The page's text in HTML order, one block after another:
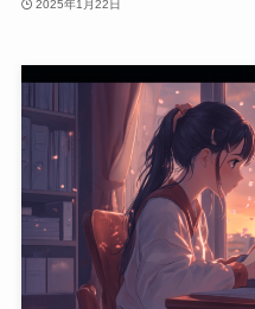
2025年1月22日